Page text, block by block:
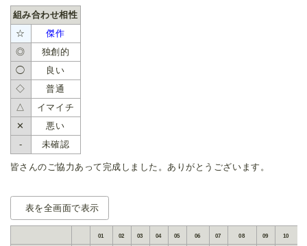
組み合わせ相性
☆
傑作
◎
独創的
◯
良い
◇
普通
△
イマイチ
✕
悪い
-
未確認
皆さんのご協力あって完成しました。ありがとうございます。
表を全画面で表示
01 02 03 04 05 06 07 08 09 10